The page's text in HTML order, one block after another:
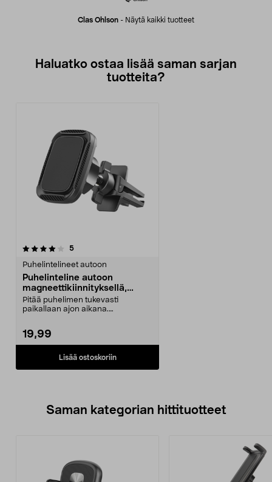
Clas Ohlson - Näytä kaikki tuotteet
Haluatko ostaa lisää saman sarjan
tuotteita?
5arvostelut
Puhelintelineet autoon
Puhelinteline autoon
magneettikiinnityksellä,
tuuletusritilään
Pitää puhelimen tukevasti
paikallaan ajon aikana.
19,99
Lisää ostoskoriin
Saman kategorian hittituotteet